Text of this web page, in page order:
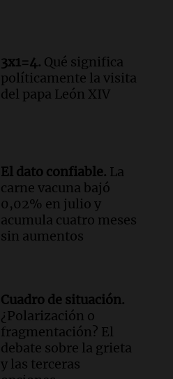
3x1=4. Qué significa
políticamente la visita
del papa León XIV
El dato confiable. La
carne vacuna bajó
0,02% en julio y
acumula cuatro meses
sin aumentos
Cuadro de situación.
¿Polarización o
fragmentación? El
debate sobre la grieta
y las terceras